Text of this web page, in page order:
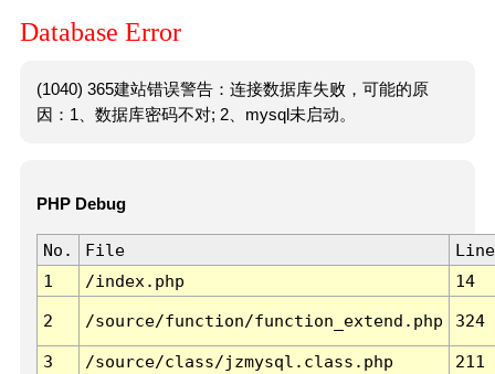
Database Error
(1040) 365建站错误警告：连接数据库失败，可能的原
因：1、数据库密码不对; 2、mysql未启动。
PHP Debug
No. File
Line
1
/index.php 14
2 /source/function/function_extend.php 324
3 /source/class/jzmysql.class.php
211